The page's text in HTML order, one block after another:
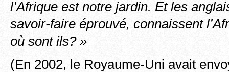
l’Afrique est notre jardin. Et les
savoir-faire éprouvé, connaissent
où sont ils? »
(En 2002, le Royaume-Uni avait